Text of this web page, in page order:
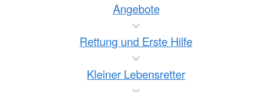
Angebote
Rettung und Erste Hilfe
Kleiner Lebensretter